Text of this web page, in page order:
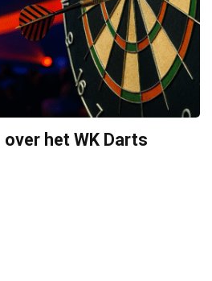
het WK Darts